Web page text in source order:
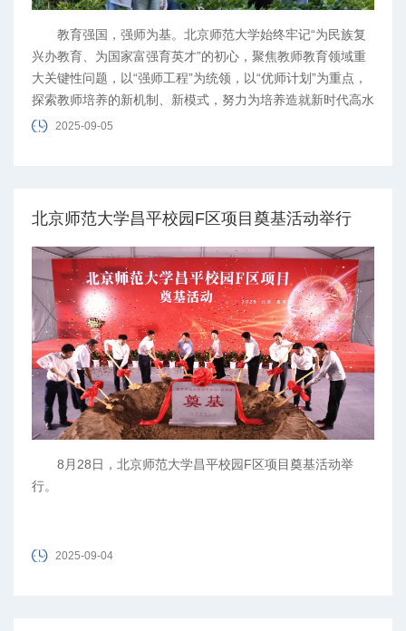
教育强国，强师为基。北京师范大学始终牢记“为民族复
兴办教育、为国家富强育英才”的初心，聚焦教师教育领域重
大关键性问题，以“强师工程”为统领，以“优师计划”为重点，
探索教师培养的新机制、新模式，努力为培养造就新时代高水
平教师队伍贡献力量。
2025-09-05
北京师范大学昌平校园F区项目奠基活动举行
​8月28日，北京师范大学昌平校园F区项目奠基活动举
行。
2025-09-04